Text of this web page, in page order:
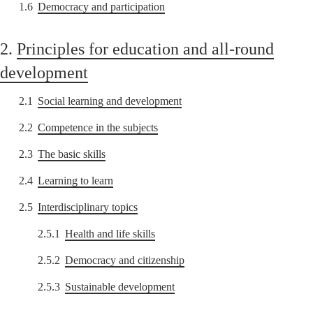
1.6 Democracy and participation
2. Principles for education and all-round
development
2.1 Social learning and development
2.2 Competence in the subjects
2.3 The basic skills
2.4 Learning to learn
2.5 Interdisciplinary topics
2.5.1 Health and life skills
2.5.2 Democracy and citizenship
2.5.3 Sustainable development